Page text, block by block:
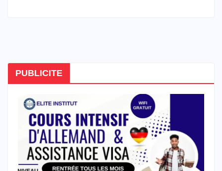
PUBLICITE